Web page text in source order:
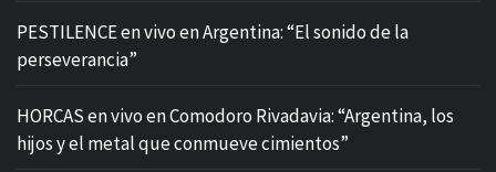
PESTILENCE en vivo en Argentina: “El sonido de la
perseverancia”
HORCAS en vivo en Comodoro Rivadavia: “Argentina, los
hijos y el metal que conmueve cimientos”